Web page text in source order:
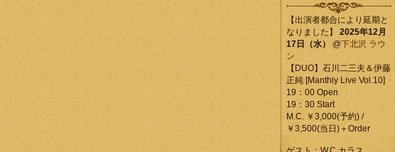
【出演者都合により延期と
なりました】 2025年12月
17日（水）
@下北沢 ラウ
ン
【DUO】石川二三夫＆伊藤
正純 [Manthly Live Vol.10]
19：00 Open
19：30 Start
M.C. ￥3,000(予約) /
￥3,500(当日)＋Order